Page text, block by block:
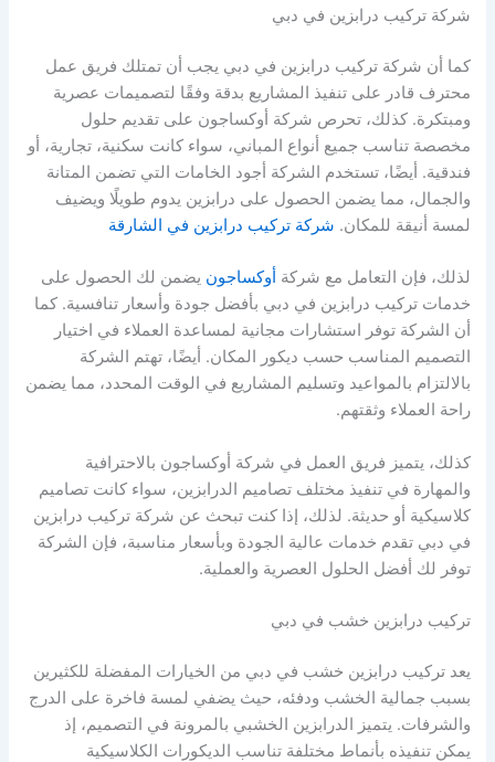
شركة تركيب درابزين في دبي
كما أن شركة تركيب درابزين في دبي يجب أن تمتلك فريق عمل
محترف قادر على تنفيذ المشاريع بدقة وفقًا لتصميمات عصرية
ومبتكرة. كذلك، تحرص شركة أوكساجون على تقديم حلول
مخصصة تناسب جميع أنواع المباني، سواء كانت سكنية، تجارية، أو
فندقية. أيضًا، تستخدم الشركة أجود الخامات التي تضمن المتانة
والجمال، مما يضمن الحصول على درابزين يدوم طويلًا ويضيف
لمسة أنيقة للمكان. شركة تركيب درابزين في الشارقة
لذلك، فإن التعامل مع شركة أوكساجون يضمن لك الحصول على
خدمات تركيب درابزين في دبي بأفضل جودة وأسعار تنافسية. كما
أن الشركة توفر استشارات مجانية لمساعدة العملاء في اختيار
التصميم المناسب حسب ديكور المكان. أيضًا، تهتم الشركة
بالالتزام بالمواعيد وتسليم المشاريع في الوقت المحدد، مما يضمن
راحة العملاء وثقتهم.
كذلك، يتميز فريق العمل في شركة أوكساجون بالاحترافية
والمهارة في تنفيذ مختلف تصاميم الدرابزين، سواء كانت تصاميم
كلاسيكية أو حديثة. لذلك، إذا كنت تبحث عن شركة تركيب درابزين
في دبي تقدم خدمات عالية الجودة وبأسعار مناسبة، فإن الشركة
توفر لك أفضل الحلول العصرية والعملية.
تركيب درابزين خشب في دبي
يعد تركيب درابزين خشب في دبي من الخيارات المفضلة للكثيرين
بسبب جمالية الخشب ودفئه، حيث يضفي لمسة فاخرة على الدرج
والشرفات. يتميز الدرابزين الخشبي بالمرونة في التصميم، إذ
يمكن تنفيذه بأنماط مختلفة تناسب الديكورات الكلاسيكية